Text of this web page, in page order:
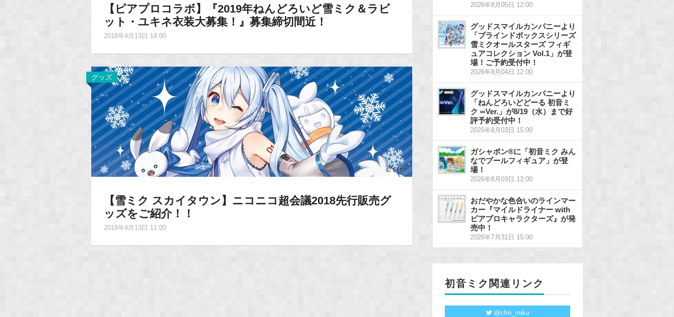
【ピアプロコラボ】『2019年ねんどろいど雪ミク＆ラビ
ット・ユキネ衣装大募集！』募集締切間近！
2018年4月13日 14:00
グッズ
【雪ミク スカイタウン】ニコニコ超会議2018先行販売グ
ッズをご紹介！！
2018年4月13日 11:00
2026年8月05日 12:00
グッドスマイルカンパニーより
「ブラインドボックスシリーズ
雪ミクオールスターズ フィギ
ュアコレクション Vol.1」が登
場！ご予約受付中！
2026年8月04日 12:00
グッドスマイルカンパニーより
「ねんどろいどどーる 初音ミ
ク ∞Ver.」が8/19（水）まで好
評予約受付中！
2026年8月03日 15:00
ガシャポン®に「初音ミク みん
なでプールフィギュア」が登
場！
2026年8月03日 12:00
おだやかな色合いのラインマー
カー『マイルドライナー with
ピアプロキャラクターズ』が発
売中！
2026年7月31日 15:00
初音ミク関連リンク
@cfm_miku